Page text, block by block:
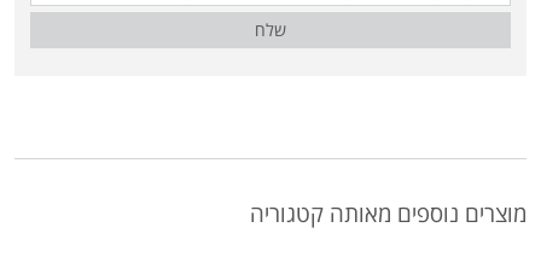
שלח
מוצרים נוספים מאותה קטגוריה